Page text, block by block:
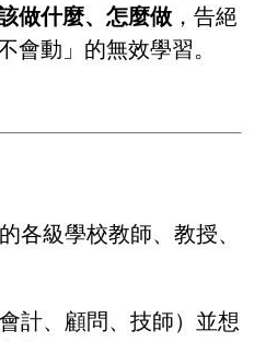
做什麼、怎麼做 ，告絕
會動」的無效學習。
各級學校教師、教授、
計、顧問、技師）並想